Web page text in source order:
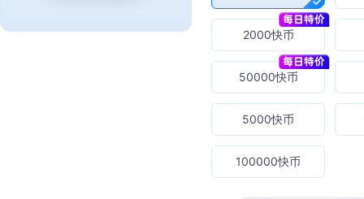
2000快币
50000快币
5000快币
100000快币